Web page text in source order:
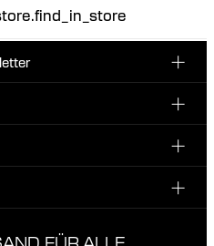
an und erhalte 10 %
FÜR ALLE